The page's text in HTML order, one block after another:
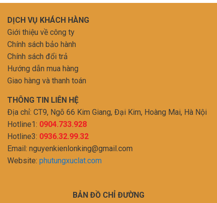
DỊCH VỤ KHÁCH HÀNG
Giới thiệu về công ty
Chính sách bảo hành
Chính sách đổi trả
Hướng dẫn mua hàng
Giao hàng và thanh toán
THÔNG TIN LIÊN HỆ
Địa chỉ: CT9, Ngõ 66 Kim Giang, Đại Kim, Hoàng Mai, Hà Nội
Hotline1: 0904.733.928
Hotline3: 0936.32.99.32
Email: nguyenkienlonking@gmail.com
Website: phutungxuclat.com
BẢN ĐỒ CHỈ ĐƯỜNG